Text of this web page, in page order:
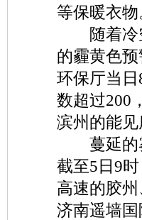
等保暖衣物
随着冷空
的霾黄色
环保厅当
数超过200
滨州的能见
蔓延的雾
截至5日9
高速的胶
济南遥墙